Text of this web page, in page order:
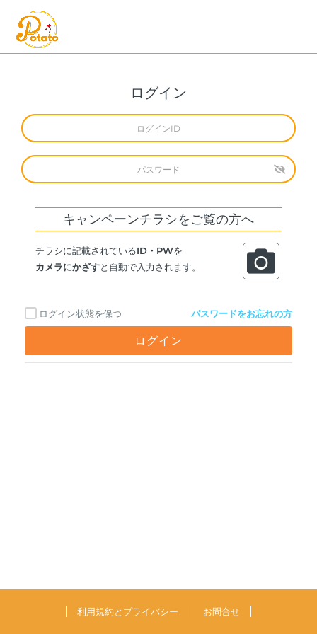
ログイン
キャンペーンチラシをご覧の方へ
チラシに記載されているID・PWを
カメラにかざすと自動で入力されます。
ログイン状態を保つ パスワードをお忘れの方
利用規約とプライバシー お問合せ